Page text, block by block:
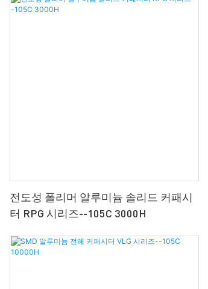
전도성 폴리머 알루미늄 솔리드 커패시
터 RPG 시리즈--105C 3000H